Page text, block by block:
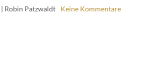
Robin Patzwaldt Keine Kommentare